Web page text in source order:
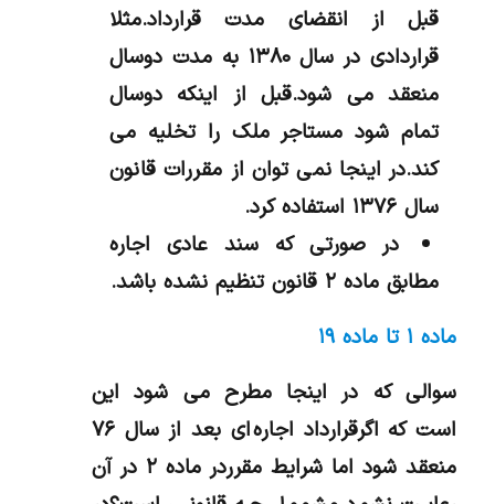
قبل از انقضای مدت قرارداد.مثلا
قراردادی در سال ۱۳۸۰ به مدت دوسال
منعقد می شود.قبل از اینکه دوسال
تمام شود مستاجر ملک را تخلیه می
کند.در اینجا نمی توان از مقررات قانون
سال ۱۳۷۶ استفاده کرد.
در صورتی که سند عادی اجاره
مطابق ماده ۲ قانون تنظیم نشده باشد.
ماده ۱ تا ماده ۱۹
سوالی که در اینجا مطرح می شود این
است که اگرقرارداد اجاره ای بعد از سال ۷۶
منعقد شود اما شرایط مقرردر ماده ۲ در آن